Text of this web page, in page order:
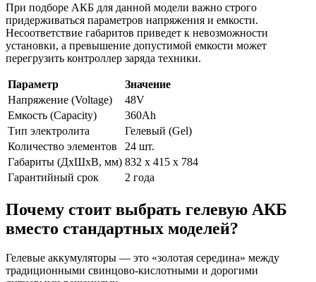
При подборе АКБ для данной модели важно строго
придерживаться параметров напряжения и емкости.
Несоответствие габаритов приведет к невозможности
установки, а превышение допустимой емкости может
перегрузить контроллер заряда техники.
Параметр
Значение
Напряжение (Voltage)
48V
Емкость (Capacity)
360Ah
Тип электролита
Гелевый (Gel)
Количество элементов
24 шт.
Габариты (ДхШхВ, мм) 832 x 415 x 784
Гарантийный срок
2 года
Почему стоит выбрать гелевую АКБ
вместо стандартных моделей?
Гелевые аккумуляторы — это «золотая середина» между
традиционными свинцово-кислотными и дорогими